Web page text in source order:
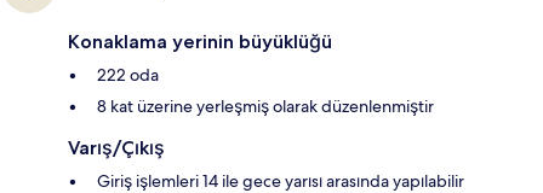
Konaklama yerinin büyüklüğü
222 oda
8 kat üzerine yerleşmiş olarak düzenlenmiştir
Varış/Çıkış
Giriş işlemleri 14 ile gece yarısı arasında yapılabilir